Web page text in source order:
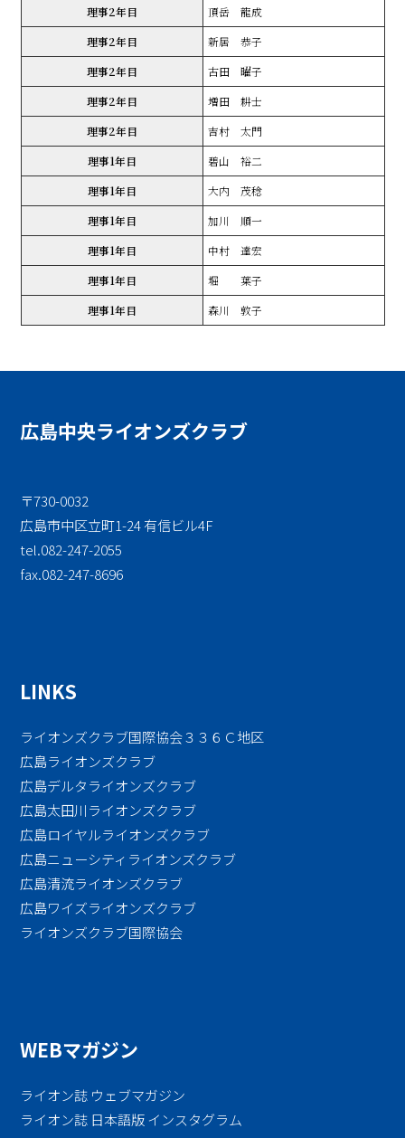
理事2年目
頂岳 龍成
理事2年目
新居 恭子
理事2年目
古田 曜子
理事2年目
増田 耕士
理事2年目
吉村 太門
理事1年目
碧山 裕二
理事1年目
大内 茂稔
理事1年目
加川 順一
理事1年目
中村 達宏
理事1年目
堀 葉子
理事1年目
森川 敦子
広島中央ライオンズクラブ
〒730-0032
広島市中区立町1-24 有信ビル4F
tel.082-247-2055
fax.082-247-8696
LINKS
ライオンズクラブ国際協会３３６Ｃ地区
広島ライオンズクラブ
広島デルタライオンズクラブ
広島太田川ライオンズクラブ
広島ロイヤルライオンズクラブ
広島ニューシティライオンズクラブ
広島清流ライオンズクラブ
広島ワイズライオンズクラブ
ライオンズクラブ国際協会
WEBマガジン
ライオン誌 ウェブマガジン
ライオン誌 日本語版 インスタグラム